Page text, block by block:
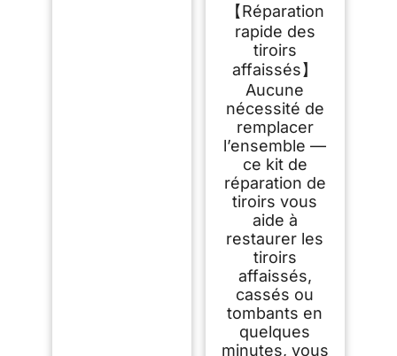
tiroirs affaissés ou
cassés, supports de
tiroir pour le fond
des tiroirs affaissés,
sangles de renfort et
supports pour
chambre à coucher
【Réparation
rapide des
tiroirs
affaissés】
Aucune
nécessité de
remplacer
l’ensemble —
ce kit de
réparation de
tiroirs vous
aide à
restaurer les
tiroirs
affaissés,
cassés ou
tombants en
quelques
minutes, vous